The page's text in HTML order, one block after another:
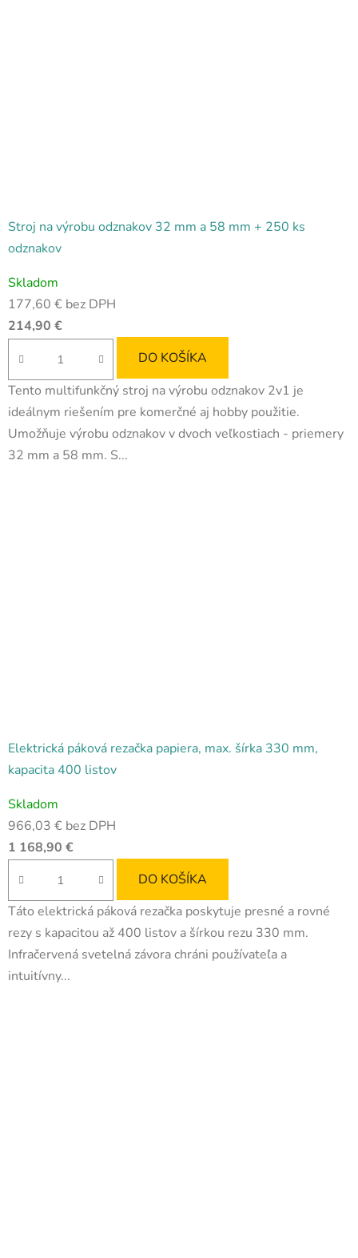
Stroj na výrobu odznakov 32 mm a 58 mm + 250 ks
odznakov
hodnotenie
produktu
je
4,8
z
5
hviezdičiek.
Skladom
177,60 € bez DPH
214,90 €
DO KOŠÍKA
Tento multifunkčný stroj na výrobu odznakov 2v1 je
ideálnym riešením pre komerčné aj hobby použitie.
Umožňuje výrobu odznakov v dvoch veľkostiach - priemery
32 mm a 58 mm. S...
Elektrická páková rezačka papiera, max. šírka 330 mm,
kapacita 400 listov
Skladom
966,03 € bez DPH
1 168,90 €
DO KOŠÍKA
Táto elektrická páková rezačka poskytuje presné a rovné
rezy s kapacitou až 400 listov a šírkou rezu 330 mm.
Infračervená svetelná závora chráni používateľa a
intuitívny...